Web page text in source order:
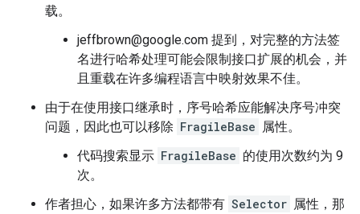
载。
jeffbrown@google.com 提到，对完整的方法签
名进行哈希处理可能会限制接口扩展的机会，并
且重载在许多编程语言中映射效果不佳。
由于在使用接口继承时，序号哈希应能解决序号冲突
问题，因此也可以移除 FragileBase 属性。
代码搜索显示 FragileBase 的使用次数约为 9
次。
作者担心，如果许多方法都带有 Selector 属性，那